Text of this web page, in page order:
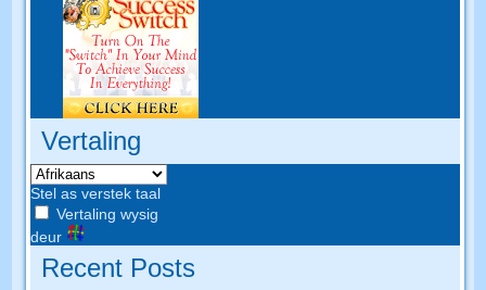
Vertaling
Stel as verstek taal
Vertaling wysig
deur
Recent Posts